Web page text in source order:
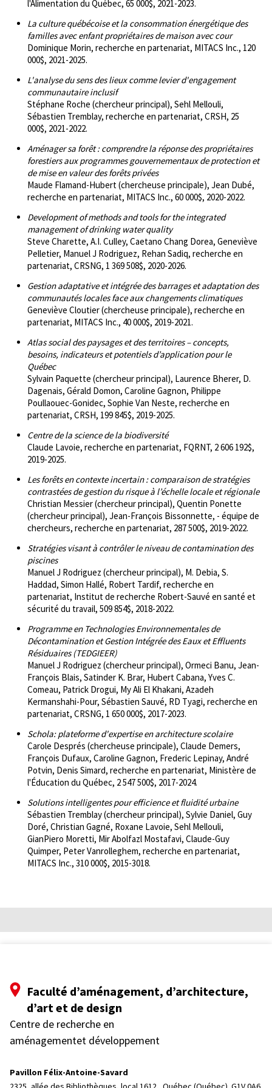
l'Alimentation du Québec, 65 000$, 2021-2023.
La culture québécoise et la consommation énergétique des
familles avec enfant propriétaires de maison avec cour
Dominique Morin, recherche en partenariat, MITACS Inc., 120
000$, 2021-2025.
L'analyse du sens des lieux comme levier d'engagement
communautaire inclusif
Stéphane Roche (chercheur principal), Sehl Mellouli,
Sébastien Tremblay, recherche en partenariat, CRSH, 25
000$, 2021-2022.
Aménager sa forêt : comprendre la réponse des propriétaires
forestiers aux programmes gouvernementaux de protection et
de mise en valeur des forêts privées
Maude Flamand-Hubert (chercheuse principale), Jean Dubé,
recherche en partenariat, MITACS Inc., 60 000$, 2020-2022.
Development of methods and tools for the integrated
management of drinking water quality
Steve Charette, A.I. Culley, Caetano Chang Dorea, Geneviève
Pelletier, Manuel J Rodriguez, Rehan Sadiq, recherche en
partenariat, CRSNG, 1 369 508$, 2020-2026.
Gestion adaptative et intégrée des barrages et adaptation des
communautés locales face aux changements climatiques
Geneviève Cloutier (chercheuse principale), recherche en
partenariat, MITACS Inc., 40 000$, 2019-2021.
Atlas social des paysages et des territoires – concepts,
besoins, indicateurs et potentiels d’application pour le
Québec
Sylvain Paquette (chercheur principal), Laurence Bherer, D.
Dagenais, Gérald Domon, Caroline Gagnon, Philippe
Poullaouec-Gonidec, Sophie Van Neste, recherche en
partenariat, CRSH, 199 845$, 2019-2025.
Centre de la science de la biodiversité
Claude Lavoie, recherche en partenariat, FQRNT, 2 606 192$,
2019-2025.
Les forêts en contexte incertain : comparaison de stratégies
contrastées de gestion du risque à l’échelle locale et régionale
Christian Messier (chercheur principal), Quentin Ponette
(chercheur principal), Jean-François Bissonnette, - équipe de
chercheurs, recherche en partenariat, 287 500$, 2019-2022.
Stratégies visant à contrôler le niveau de contamination des
piscines
Manuel J Rodriguez (chercheur principal), M. Debia, S.
Haddad, Simon Hallé, Robert Tardif, recherche en
partenariat, Institut de recherche Robert-Sauvé en santé et
sécurité du travail, 509 854$, 2018-2022.
Programme en Technologies Environnementales de
Décontamination et Gestion Intégrée des Eaux et Effluents
Résiduaires (TEDGIEER)
Manuel J Rodriguez (chercheur principal), Ormeci Banu, Jean-
François Blais, Satinder K. Brar, Hubert Cabana, Yves C.
Comeau, Patrick Drogui, My Ali El Khakani, Azadeh
Kermanshahi-Pour, Sébastien Sauvé, RD Tyagi, recherche en
partenariat, CRSNG, 1 650 000$, 2017-2023.
Schola: plateforme d'expertise en architecture scolaire
Carole Després (chercheuse principale), Claude Demers,
François Dufaux, Caroline Gagnon, Frederic Lepinay, André
Potvin, Denis Simard, recherche en partenariat, Ministère de
l'Éducation du Québec, 2 547 500$, 2017-2024.
Solutions intelligentes pour efficience et fluidité urbaine
Sébastien Tremblay (chercheur principal), Sylvie Daniel, Guy
Doré, Christian Gagné, Roxane Lavoie, Sehl Mellouli,
GianPiero Moretti, Mir Abolfazl Mostafavi, Claude-Guy
Quimper, Peter Vanrolleghem, recherche en partenariat,
MITACS Inc., 310 000$, 2015-3018.
Faculté d’aménagement, d’architecture,
d’art et de design
Centre de recherche en
aménagementet développement
Pavillon Félix-Antoine-Savard